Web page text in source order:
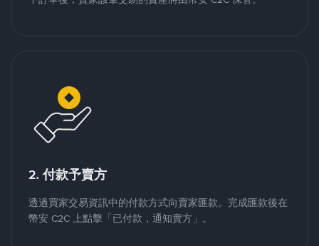
2. 付款予賣方
透過買家交易資訊中的付款方式向賣家匯款。完成匯款後在
幣安 C2C 上點擊「已付款，通知賣方」。